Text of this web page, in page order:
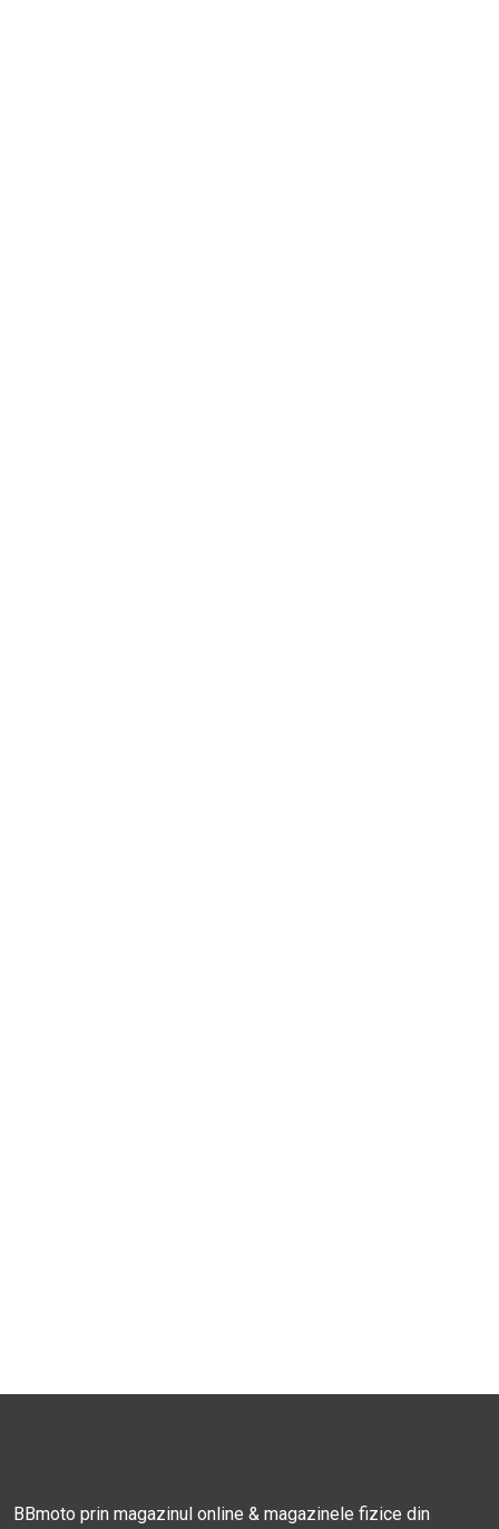
BBmoto prin magazinul online & magazinele fizice din